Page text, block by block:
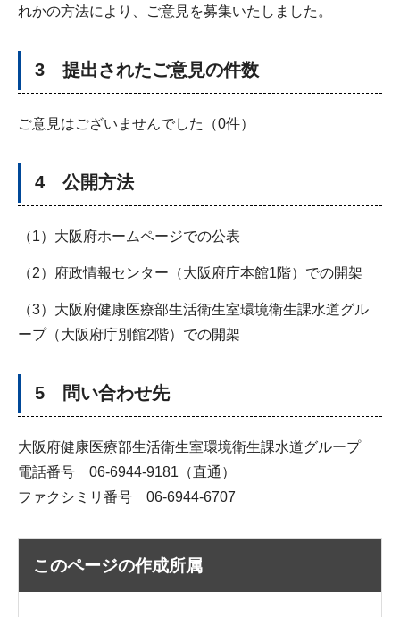
れかの方法により、ご意見を募集いたしました。
3 提出されたご意見の件数
ご意見はございませんでした（0件）
4 公開方法
（1）大阪府ホームページでの公表
（2）府政情報センター（大阪府庁本館1階）での開架
（3）大阪府健康医療部生活衛生室環境衛生課水道グル
ープ（大阪府庁別館2階）での開架
5 問い合わせ先
大阪府健康医療部生活衛生室環境衛生課水道グループ
電話番号 06-6944-9181（直通）
ファクシミリ番号 06-6944-6707
このページの作成所属